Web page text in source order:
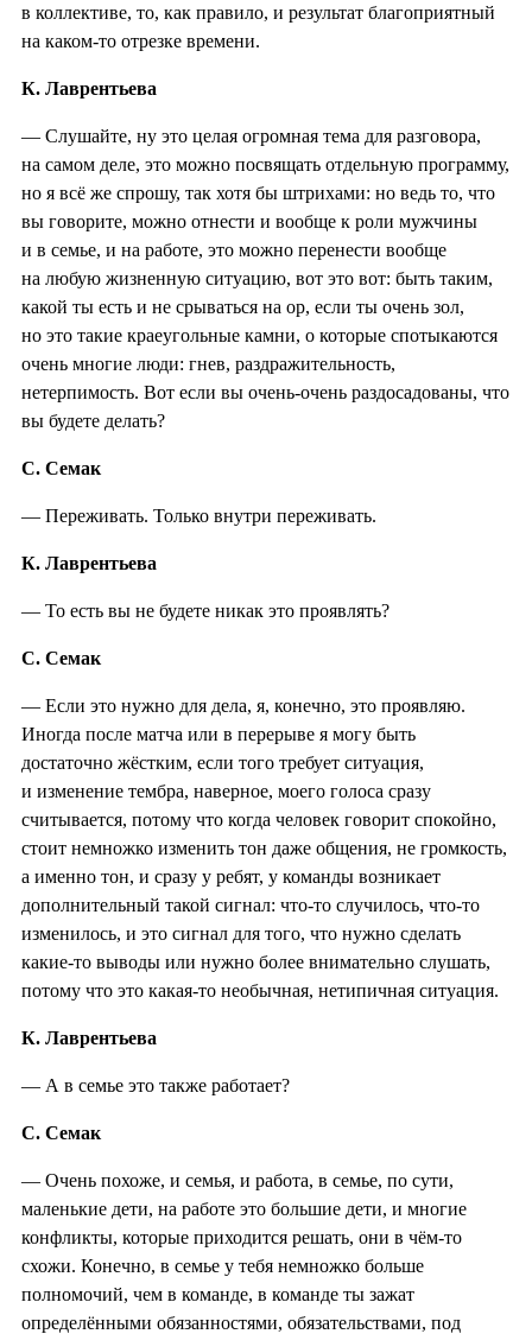
в коллективе, то, как правило, и результат благоприятный
на каком-то отрезке времени.
К. Лаврентьева
— Слушайте, ну это целая огромная тема для разговора,
на самом деле, это можно посвящать отдельную программу,
но я всё же спрошу, так хотя бы штрихами: но ведь то, что
вы говорите, можно отнести и вообще к роли мужчины
и в семье, и на работе, это можно перенести вообще
на любую жизненную ситуацию, вот это вот: быть таким,
какой ты есть и не срываться на ор, если ты очень зол,
но это такие краеугольные камни, о которые спотыкаются
очень многие люди: гнев, раздражительность,
нетерпимость. Вот если вы очень-очень раздосадованы, что
вы будете делать?
С. Семак
— Переживать. Только внутри переживать.
К. Лаврентьева
— То есть вы не будете никак это проявлять?
С. Семак
— Если это нужно для дела, я, конечно, это проявляю.
Иногда после матча или в перерыве я могу быть
достаточно жёстким, если того требует ситуация,
и изменение тембра, наверное, моего голоса сразу
считывается, потому что когда человек говорит спокойно,
стоит немножко изменить тон даже общения, не громкость,
а именно тон, и сразу у ребят, у команды возникает
дополнительный такой сигнал: что-то случилось, что-то
изменилось, и это сигнал для того, что нужно сделать
какие-то выводы или нужно более внимательно слушать,
потому что это какая-то необычная, нетипичная ситуация.
К. Лаврентьева
— А в семье это также работает?
С. Семак
— Очень похоже, и семья, и работа, в семье, по сути,
маленькие дети, на работе это большие дети, и многие
конфликты, которые приходится решать, они в чём-то
схожи. Конечно, в семье у тебя немножко больше
полномочий, чем в команде, в команде ты зажат
определёнными обязанностями, обязательствами, под